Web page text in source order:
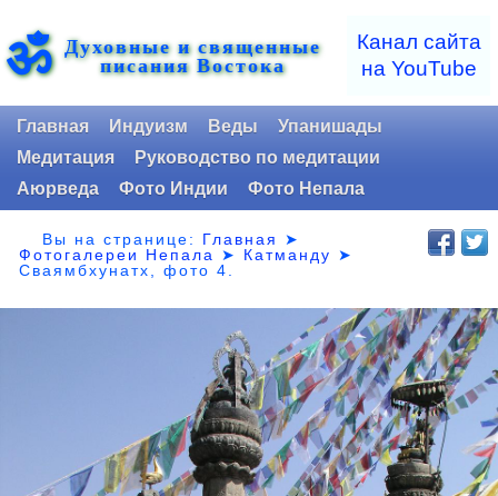
ॐ Духовные и священные
писания Востока
Канал сайта
на YouTube
Главная Индуизм Веды
Упанишады
Медитация
Руководство по медитации
Аюрведа
Фото Индии Фото Непала
Вы на странице: Главная
➤
Фотогалереи Непала
➤ Катманду ➤
Сваямбхунатх,фото 4.